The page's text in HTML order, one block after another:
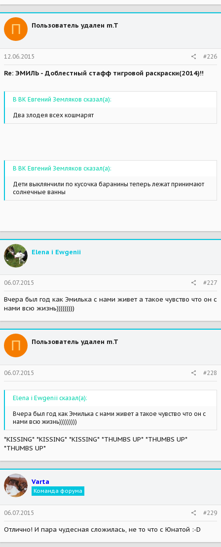
П Пользователь удален m.T
12.06.2015 #226
Re: ЭМИЛЬ - Доблестный стафф тигровой раскраски(2014)!!
В ВК Евгений Земляков сказал(а):
Два злодея всех кошмарят
В ВК Евгений Земляков сказал(а):
Дети выклянчили по кусочка баранины теперь лежат принимают
солнечные ванны
Elena i Ewgenii
06.07.2015 #227
Вчера был год как Эмилька с нами живет а такое чувство что он с
нами всю жизнь)))))))))
П Пользователь удален m.T
06.07.2015 #228
Elena i Ewgenii сказал(а):
Вчера был год как Эмилька с нами живет а такое чувство что он с
нами всю жизнь)))))))))
*KISSING* *KISSING* *KISSING* *THUMBS UP* *THUMBS UP*
*THUMBS UP*
Varta
Команда форума
06.07.2015 #229
Отлично! И пара чудесная сложилась, не то что с Юнатой :-D